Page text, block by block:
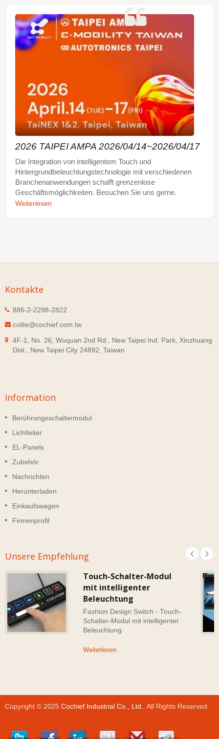
2026 TAIPEI AMPA 2026/04/14~2026/04/17
Die Integration von intelligentem Touch und
Hintergrundbeleuchtungstechnologie mit verschiedenen
Branchenanwendungen schafft grenzenlose
Geschäftsmöglichkeiten. Besuchen Sie uns gerne.
Weiterlesen
Kontakte
886-2-2298-2822
colite@cochief.com.tw
4F-1, No. 26, Wuquan 2nd Rd., New Taipei Ind. Park, Xinzhuang
Dist., New Taipei City 24892, Taiwan
Information
Berührungsschaltermodul
Lichtleiter
EL-Panels
Zubehör
Nachrichten
Herunterladen
Einkaufswagen
Firmenprofil
Unsere Empfehlung
Touch-Schalter-Modul
mit intelligenter
Beleuchtung
Fashion Design Switch - Touch-
Schalter-Modul mit intelligenter
Beleuchtung
Weiterlesen
Copyright © 2025 Cochief Industrial Co., Ltd. . All Rights Reserved.